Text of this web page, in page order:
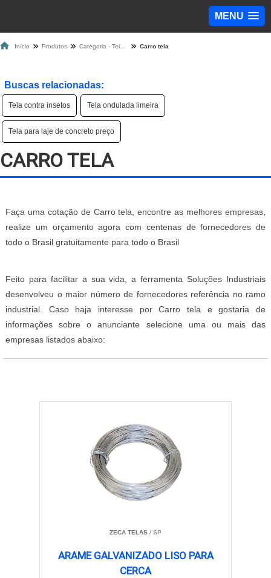
MENU
Início Produtos Carro tela
Buscas relacionadas:
Tela contra insetos Tela ondulada limeira
Tela para laje de concreto preço
CARRO TELA
Faça uma cotação de Carro tela, encontre as melhores empresas,
realize um orçamento agora com centenas de fornecedores de
todo o Brasil gratuitamente para todo o Brasil
Feito para facilitar a sua vida, a ferramenta Soluções Industriais
desenvolveu o maior número de fornecedores referência no ramo
industrial. Caso haja interesse por Carro tela e gostaria de
informações sobre o anunciante selecione uma ou mais das
empresas listados abaixo:
ZECA TELAS / SP
ARAME GALVANIZADO LISO PARA
CERCA